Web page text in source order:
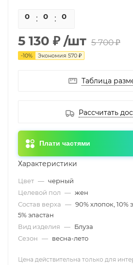
0 0 0
5 130 ₽ /шт 5 700 ₽
-10% Экономия 570 ₽
Таблица
Рассчитать
Плати частями
Характеристики
Цвет — черный
Целевой пол — жен
Состав верха — 90% хлопок, 10%
5% эластан
Вид изделия — Блуза
Сезон — весна-лето
Цена действительна только для